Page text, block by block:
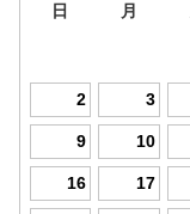
日 月
2 3
9 10
16 17